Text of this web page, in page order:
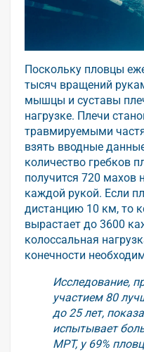
Поскольку пловцы
тысяч вращений
мышцы и суставы
нагрузке. Плечи
травмируемыми
взять вводные
количество гребков
получится 720 махов
каждой рукой. Если
дистанцию 10 км, то
вырастает до 3600
колоссальная
конечности
Исследование,
участием 80
до 25 лет,
испытывает
МРТ, у 69%